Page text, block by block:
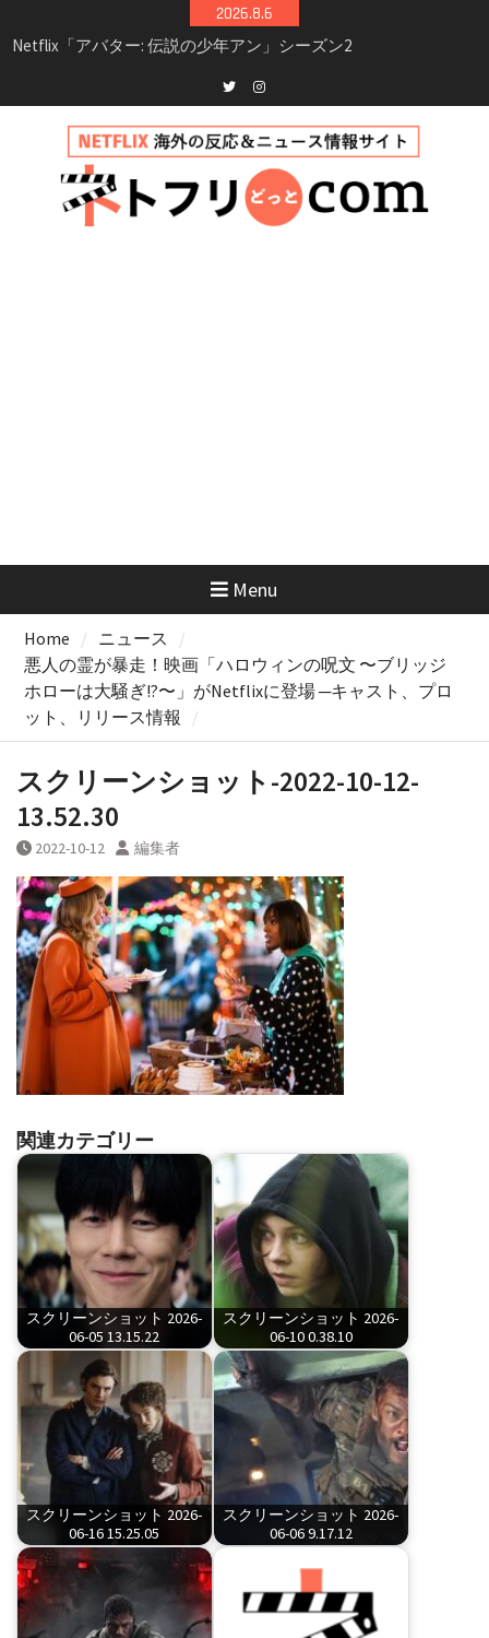
to
2026.8.6
Netflix映画「ボイスメールで恋をして」キャス
イッチ主演ロマコメ
新決定！2027年撮影開始へ
兄弟大騒動のコメディ映画「リトル・ブラザ
ー」がNetflixで配信！─キャスト・あらすじ・
見どころまとめ
Twitterinstagram
Menu
Home
ニュース
悪人の霊が暴走！映画「ハロウィンの呪文 〜ブリッジ
ホローは大騒ぎ!?〜」がNetflixに登場 ─キャスト、プロ
ット、リリース情報
スクリーンショット-2022-10-12-
13.52.30
2022-10-12 編集者
関連カテゴリー
スクリーンショット 2026-
06-05 13.15.22
スクリーンショット 2026-
06-10 0.38.10
スクリーンショット 2026-
06-16 15.25.05
スクリーンショット 2026-
06-06 9.17.12